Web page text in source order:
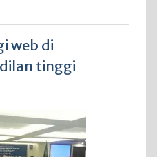
web di
tinggi